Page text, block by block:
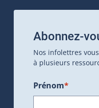
Abonnez-
Nos infolettres
à plusieurs
Prénom*